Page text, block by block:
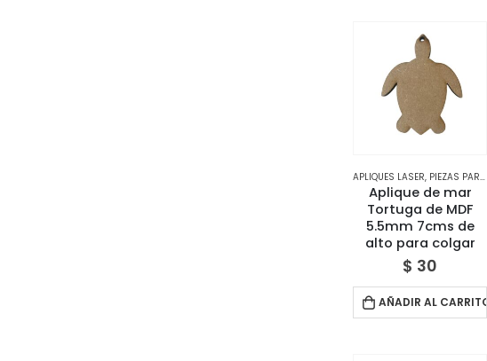
APLIQUES LASER, PIEZAS PARA DECORAR
Aplique de mar
Tortuga de MDF
5.5mm 7cms de
alto para colgar
$ 30
AÑADIR AL CARRITO